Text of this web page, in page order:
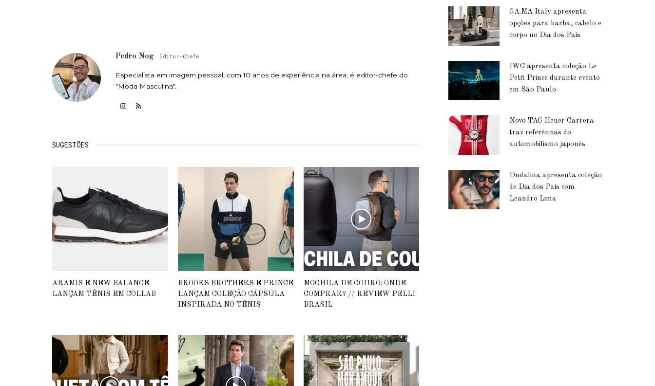
Pedro Nog Editor-Chefe
Especialista em imagem pessoal, com 10 anos de experiência na área, é editor-chefe do
"Moda Masculina".
SUGESTÕES
ARAMIS E NEW BALANCE
LANÇAM TÊNIS EM COLLAB
BROOKS BROTHERS E PRINCE
LANÇAM COLEÇÃO CÁPSULA
INSPIRADA NO TÊNIS
MOCHILA DE COURO: ONDE
COMPRAR? // REVIEW PELLI
BRASIL
GA.MA Italy apresenta
opções para barba, cabelo e
corpo no Dia dos Pais
IWC apresenta coleção Le
Petit Prince durante evento
em São Paulo
Novo TAG Heuer Carrera
traz referências do
automobilismo japonês
Dudalina apresenta coleção
de Dia dos Pais com
Leandro Lima